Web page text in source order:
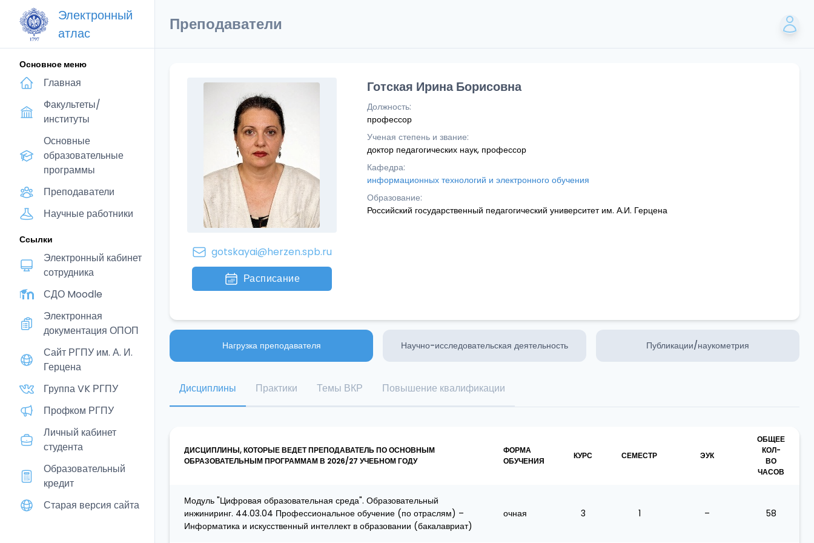
Электронный
атлас
Основное меню
Главная
Факультеты/
институты
Основные
образовательные
программы
Преподаватели
Научные работники
Ссылки
Электронный кабинет
сотрудника
СДО Moodle
Электронная
документация ОПОП
Сайт РГПУ им. А. И.
Герцена
Группа VK РГПУ
Профком РГПУ
Личный кабинет
студента
Образовательный
кредит
Старая версия сайта
Преподаватели
gotskayai@herzen.spb.ru
Расписание
Готская Ирина Борисовна
Должность:
профессор
Ученая степень и звание:
доктор педагогических наук, профессор
Кафедра:
информационных технологий и электронного обучения
Образование:
Российский государственный педагогический университет им. А.И. Герцена
Нагрузка преподавателя Научно-исследовательская деятельность Публикации/наукометрия
Дисциплины Практики Темы ВКР Повышение квалификации
ДИСЦИПЛИНЫ, КОТОРЫЕ ВЕДЕТ ПРЕПОДАВАТЕЛЬ ПО ОСНОВНЫМ
ОБРАЗОВАТЕЛЬНЫМ ПРОГРАММАМ В 2026/27 УЧЕБНОМ ГОДУ
ФОРМА
ОБУЧЕНИЯ
КУРС СЕМЕСТР ЭУК
ОБЩЕЕ
КОЛ-
ВО
ЧАСОВ
Модуль "Цифровая образовательная среда". Образовательный
инжиниринг. 44.03.04 Профессиональное обучение (по отраслям) –
Информатика и искусственный интеллект в образовании (бакалавриат)
очная 3 1 – 58